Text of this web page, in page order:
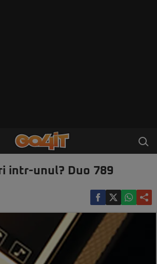
intr-unul? Duo 789